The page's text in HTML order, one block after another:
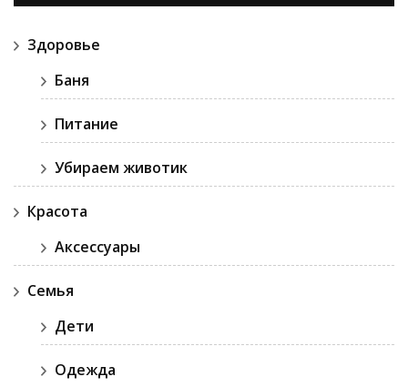
Здоровье
Баня
Питание
Убираем животик
Красота
Аксессуары
Семья
Дети
Одежда